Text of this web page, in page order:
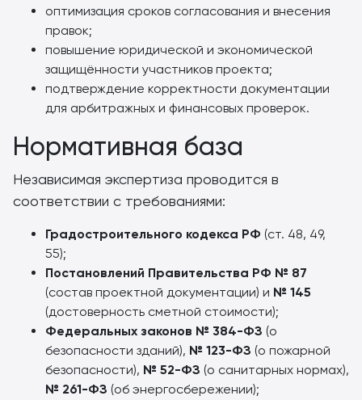
оптимизация сроков согласования и внесения
правок;
повышение юридической и экономической
защищённости участников проекта;
подтверждение корректности документации
для арбитражных и финансовых проверок.
Нормативная база
Независимая экспертиза проводится в
соответствии с требованиями:
Градостроительного кодекса РФ (ст. 48, 49,
55);
Постановлений Правительства РФ № 87
(состав проектной документации) и № 145
(достоверность сметной стоимости);
Федеральных законов № 384-ФЗ (о
безопасности зданий), № 123-ФЗ (о пожарной
безопасности), № 52-ФЗ (о санитарных нормах),
№ 261-ФЗ (об энергосбережении);